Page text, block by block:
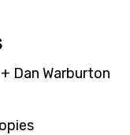
Dan Warburton